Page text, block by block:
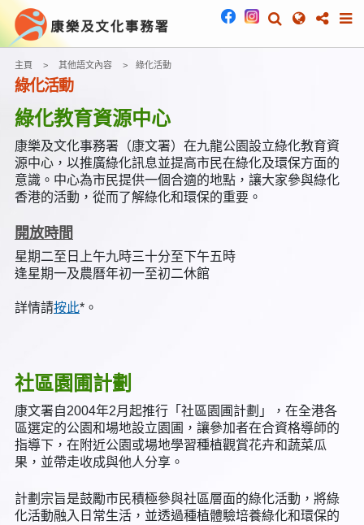
主頁 其他語文內容 綠化活動
綠化活動
綠化教育資源中心
康樂及文化事務署（康文署）在九龍公園設立綠化教育資
源中心，以推廣綠化訊息並提高市民在綠化及環保方面的
意識。中心為市民提供一個合適的地點，讓大家參與綠化
香港的活動，從而了解綠化和環保的重要。
開放時間
星期二至日上午九時三十分至下午五時
逢星期一及農曆年初一至初二休館
詳情請按此*。
社區園圃計劃
康文署自2004年2月起推行「社區園圃計劃」，在全港各
區選定的公園和場地設立園圃，讓參加者在合資格導師的
指導下，在附近公園或場地學習種植觀賞花卉和蔬菜瓜
果，並帶走收成與他人分享。
計劃宗旨是鼓勵市民積極參與社區層面的綠化活動，將綠
化活動融入日常生活，並透過種植體驗培養綠化和環保的